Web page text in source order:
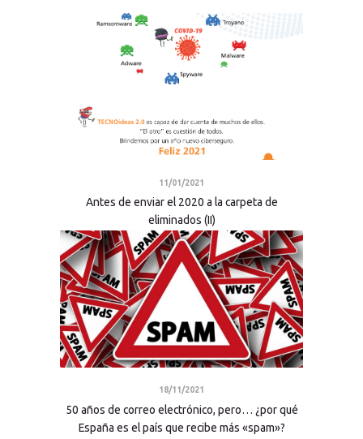
11/01/2021
Antes de enviar el 2020 a la carpeta de
eliminados (II)
18/11/2021
50 años de correo electrónico, pero… ¿por qué
España es el país que recibe más «spam»?